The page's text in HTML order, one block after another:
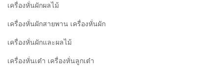
เครื่องหั่นผักผลไม้
เครื่องหั่นผักสายพาน เครื่องหั่นผัก
เครื่องหั่นผักและผลไม้
เครื่องหั่นเต๋า เครื่องหั่นลูกเต๋า